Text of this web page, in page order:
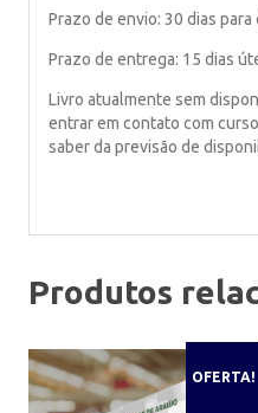
Prazo de envio: 30 dias para
Prazo de entrega: 15 dias
Livro atualmente sem
entrar em contato com
saber da previsão de
Produtos
OFERTA!